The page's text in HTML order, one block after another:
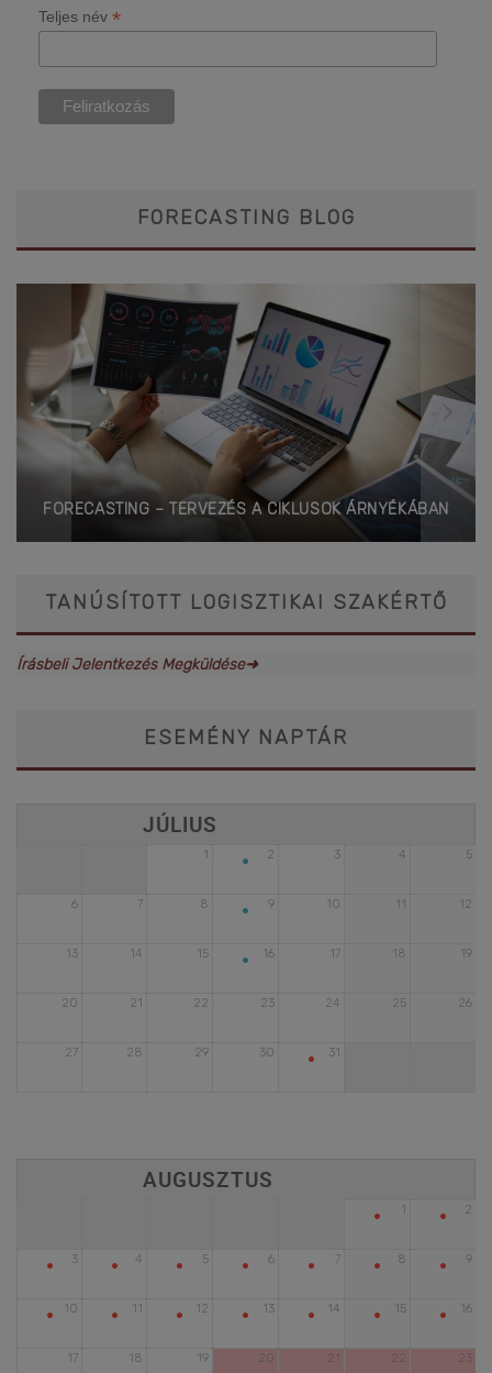
Teljes név *
FORECASTING BLOG
FORECASTING – TERVEZÉS A CIKLUSOK ÁRNYÉKÁBAN
TANÚSÍTOTT LOGISZTIKAI SZAKÉRTŐ
Írásbeli Jelentkezés Megküldése➜
ESEMÉNY NAPTÁR
1 2
• 3 4 5
6 7 8 9
• 10 11 12
13 14 15 16
• 17 18 19
20 21 22 23 24 25 26
27 28 29 30 31
•
1
• 2
•
3
• 4
• 5
• 6
• 7
• 8
• 9
•
10
• 11
• 12
• 13
• 14
• 15
• 16
•
17 18 19 20 21 22 23